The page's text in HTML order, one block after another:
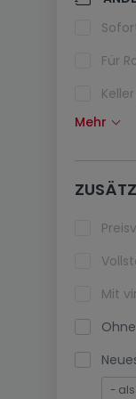
Für
Mehr
Mit
-